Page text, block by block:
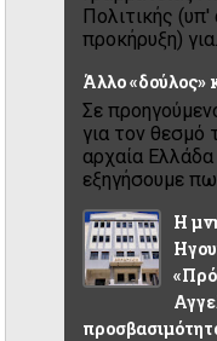
Πολιτικής
προκήρυξη)
Άλλο «δούλος»
Σε
για τον θεσμό
αρχαία
εξηγήσουμε
Η